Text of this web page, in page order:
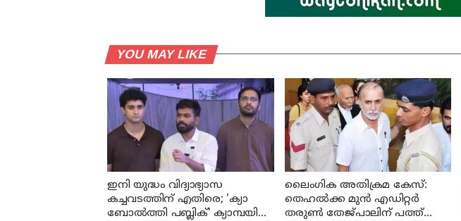
YOU MAY LIKE
ഇനി യുദ്ധം വിദ്യാഭ്യാസ
കച്ചവടത്തിന് എതിരെ; 'ക്യാ
ബോൽത്തി പബ്ലിക്' ക്യാമ്പയിൻ
ലൈംഗിക അതിക്രമ കേസ്:
തെഹൽക്ക മുൻ എഡിറ്റർ
തരുൺ തേജ്പാലിന് പത്ത്